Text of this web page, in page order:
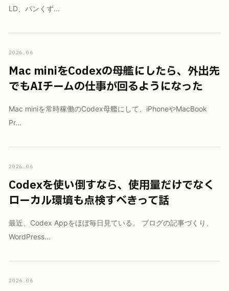
LD、パンくず...
2026.06
Mac miniをCodexの母艦にしたら、外出先
でもAIチームの仕事が回るようになった
Mac miniを常時稼働のCodex母艦にして、iPhoneやMacBook
Pr...
2026.06
Codexを使い倒すなら、使用量だけでなく
ローカル環境も点検すべきって話
最近、Codex Appをほぼ毎日見ている。 ブログの記事づくり、
WordPress...
2026.06